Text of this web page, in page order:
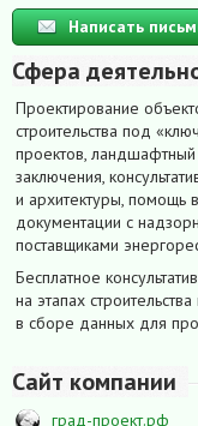
Написать
Сфера
Проектирование
строительства под
проектов, ландшафтный
заключения,
и архитектуры, помощь
документации с
поставщиками
Бесплатное
на этапах
в сборе данных для
Сайт компании
град-проект.рф